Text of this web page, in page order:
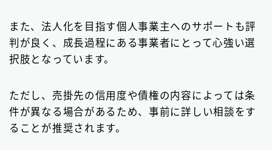
また、法人化を目指す個人事業主へのサポートも評
判が良く、成長過程にある事業者にとって心強い選
択肢となっています。
ただし、売掛先の信用度や債権の内容によっては条
件が異なる場合があるため、事前に詳しい相談をす
ることが推奨されます。